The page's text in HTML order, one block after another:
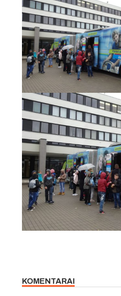
KOMENTARAI